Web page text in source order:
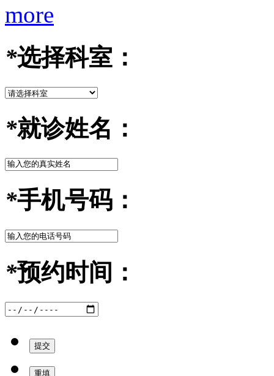
more
*选择科室：
*就诊姓名：
*手机号码：
*预约时间：